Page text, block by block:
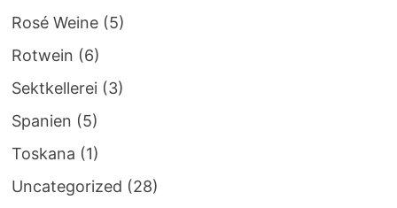
Rosé Weine(5)
Rotwein (6)
Sektkellerei (3)
Spanien (5)
Toskana (1)
Uncategorized (28)